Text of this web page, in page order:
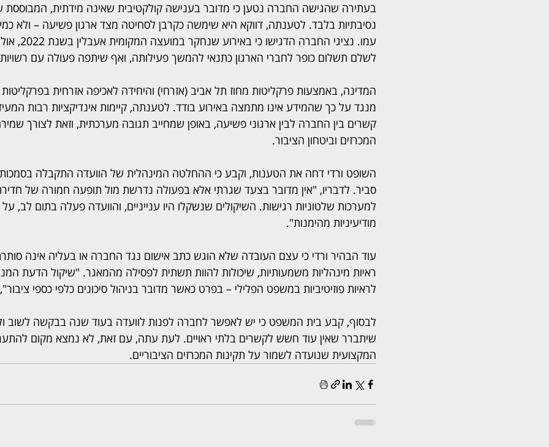
בעתירה שהגישה החברה נטען כי מדובר בענישה קולקטיבית שאינה מידתית, המבוססת
נסיבתיות בלבד. לטענתה, דווקא היא שימשה כקרבן לסחיטה מצד ארגון פשיעה – ולא
עמו. נציגי החברה
לשלם תשלום כופר לחברי הארגון כתנאי להמשך פעילותה, ואף שיתפה פעולה עם
המדינה, באמצעות פרקליטות מחוז תל אביב (אזרחי) והיחידה לאכיפה אזרחית
מנגד על כך שהמידע אינו מתמצה באירוע בודד. לטענתה, קיימות אינדיקציות רבות
קשרים בין החברה לבין ארגוני פשיעה, באופן שמחייב תגובה מערכתית, וזאת לצורך
המכרזים וביטחון הציבור.
השופט ורדי דחה את הטענות, וקבע כי ההחלטה המינהלית של הוועדה התקבלה בסמכות,
סביר. לדבריו, "אין מדובר בצעד שגרתי אלא בפעולה נדרשת מול תופעה חמורה של
למערכות שלטוניות רגישות. השיקולים שנשקלו היו ענייניים, והוועדה פעלה בתום לב,
מודיעיניות מהימנות".
עוד הבהיר ורדי כי עצם העובדה שלא הוגש כתב אישום נגד החברה או בעליה אינה
ראיות מינהליות משמעותיות, שיכולות להוות תשתית לפסילה מהמאגר. "שיקול הדעת
לראיות פוזיטיביות במשפט הפלילי – בפרט כאשר מדובר בניהול סיכונים כלפי כספי
לבסוף, קבע בית המשפט כי יש לאפשר לחברה לפנות לוועדה בעוד שנה בבקשה לשוב
שיתברר שאין עוד חשש לקשרים בלתי ראויים. לעת עתה, עם זאת, לא נמצא מקום
המקצועית שנועדה לשמור על תקינות המכרזים הציבוריים.